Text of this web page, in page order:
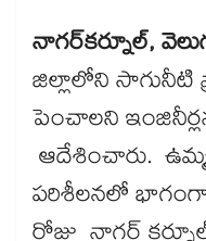
నాగర్​కర్నూల్,
జిల్లాలోని సాగునీటి
పెంచాలని
ఆదేశించారు.
పరిశీలనలో